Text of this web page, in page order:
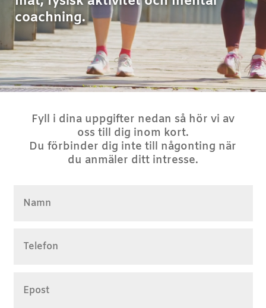
coachning.
Fyll i dina uppgifter nedan så hör vi av
oss till dig inom kort.
Du förbinder dig inte till någonting när
du anmäler ditt intresse.